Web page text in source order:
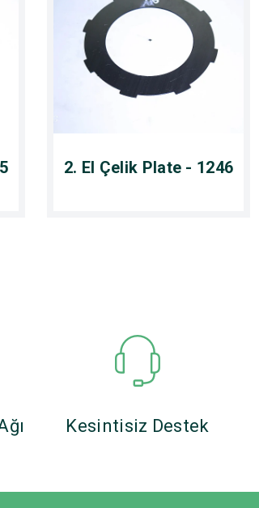
2. El Çelik Plate - 1246
Kesintisiz Destek